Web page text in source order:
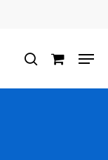
search